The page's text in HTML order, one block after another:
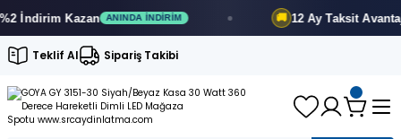
Kazan ANINDA İNDIRIM 12 Ay Taksit Avantajı
Teklif Al Sipariş Takibi